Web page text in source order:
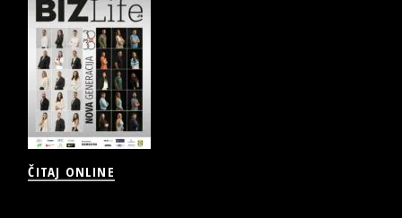
ČITAJ ONLINE